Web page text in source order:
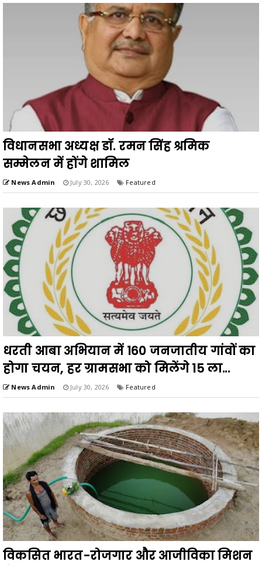
विधानसभा अध्यक्ष डॉ. रमन सिंह श्रमिक
सम्मेलन में होंगे शामिल
News Admin July 30, 2026 Featured
धरती आबा अभियान में 160 जनजातीय गांवों का
होगा चयन, हर ग्रामसभा को मिलेंगे 15 ला...
News Admin July 30, 2026 Featured
विकसित भारत-रोजगार और आजीविका मिशन